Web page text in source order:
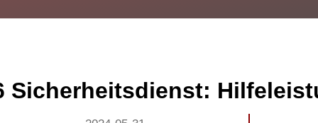
Sicherheitsdienst: